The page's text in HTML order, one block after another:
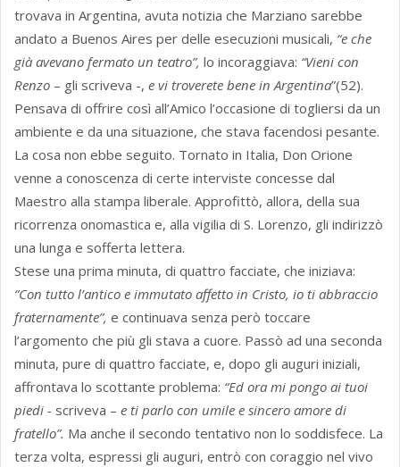
trovava in Argentina, avuta notizia che Marziano sarebbe
andato a Buenos Aires per delle esecuzioni musicali, “e che
già avevano fermato un teatro”, lo incoraggiava: “Vieni con
Renzo – gli scriveva -, e vi troverete bene in Argentina”(52).
Pensava di offrire così all’Amico l’occasione di togliersi da un
ambiente e da una situazione, che stava facendosi pesante.
La cosa non ebbe seguito. Tornato in Italia, Don Orione
venne a conoscenza di certe interviste concesse dal
Maestro alla stampa liberale. Approfittò, allora, della sua
ricorrenza onomastica e, alla vigilia di S. Lorenzo, gli indirizzò
una lunga e sofferta lettera.
Stese una prima minuta, di quattro facciate, che iniziava:
“Con tutto l’antico e immutato affetto in Cristo, io ti abbraccio
fraternamente”, e continuava senza però toccare
l’argomento che più gli stava a cuore. Passò ad una seconda
minuta, pure di quattro facciate, e, dopo gli auguri iniziali,
affrontava lo scottante problema: “Ed ora mi pongo ai tuoi
piedi - scriveva – e ti parlo con umile e sincero amore di
fratello”. Ma anche il secondo tentativo non lo soddisfece. La
terza volta, espressi gli auguri, entrò con coraggio nel vivo